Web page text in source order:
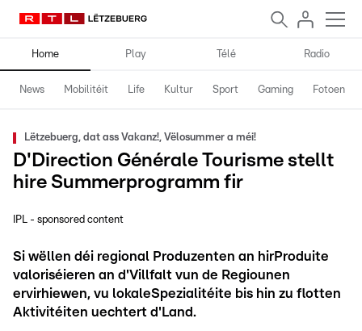
Home Play Télé Radio
News Mobilitéit Life Kultur Sport Gaming Fotoen
Lëtzebuerg, dat ass Vakanz!, Vëlosummer a méi!
D'Direction Générale Tourisme stellt
hire Summerprogramm fir
IPL - sponsored content
Si wëllen déi regional Produzenten an hirProduite
valoriséieren an d'Villfalt vun de Regiounen
ervirhiewen, vu lokaleSpezialitéite bis hin zu flotten
Aktivitéiten uechtert d'Land.